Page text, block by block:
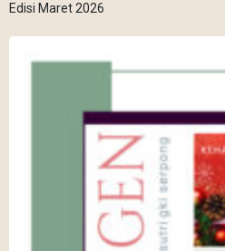
Edisi Maret 2026